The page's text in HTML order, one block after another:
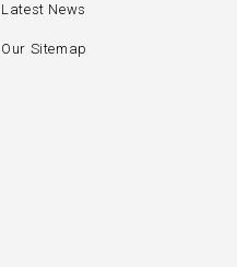
Latest News
Our Sitemap